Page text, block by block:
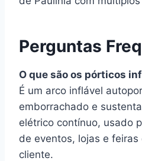
Perguntas
O que são os pórticos
É um arco inflável
emborrachado e
elétrico contínuo, usado
de eventos, lojas e
cliente.